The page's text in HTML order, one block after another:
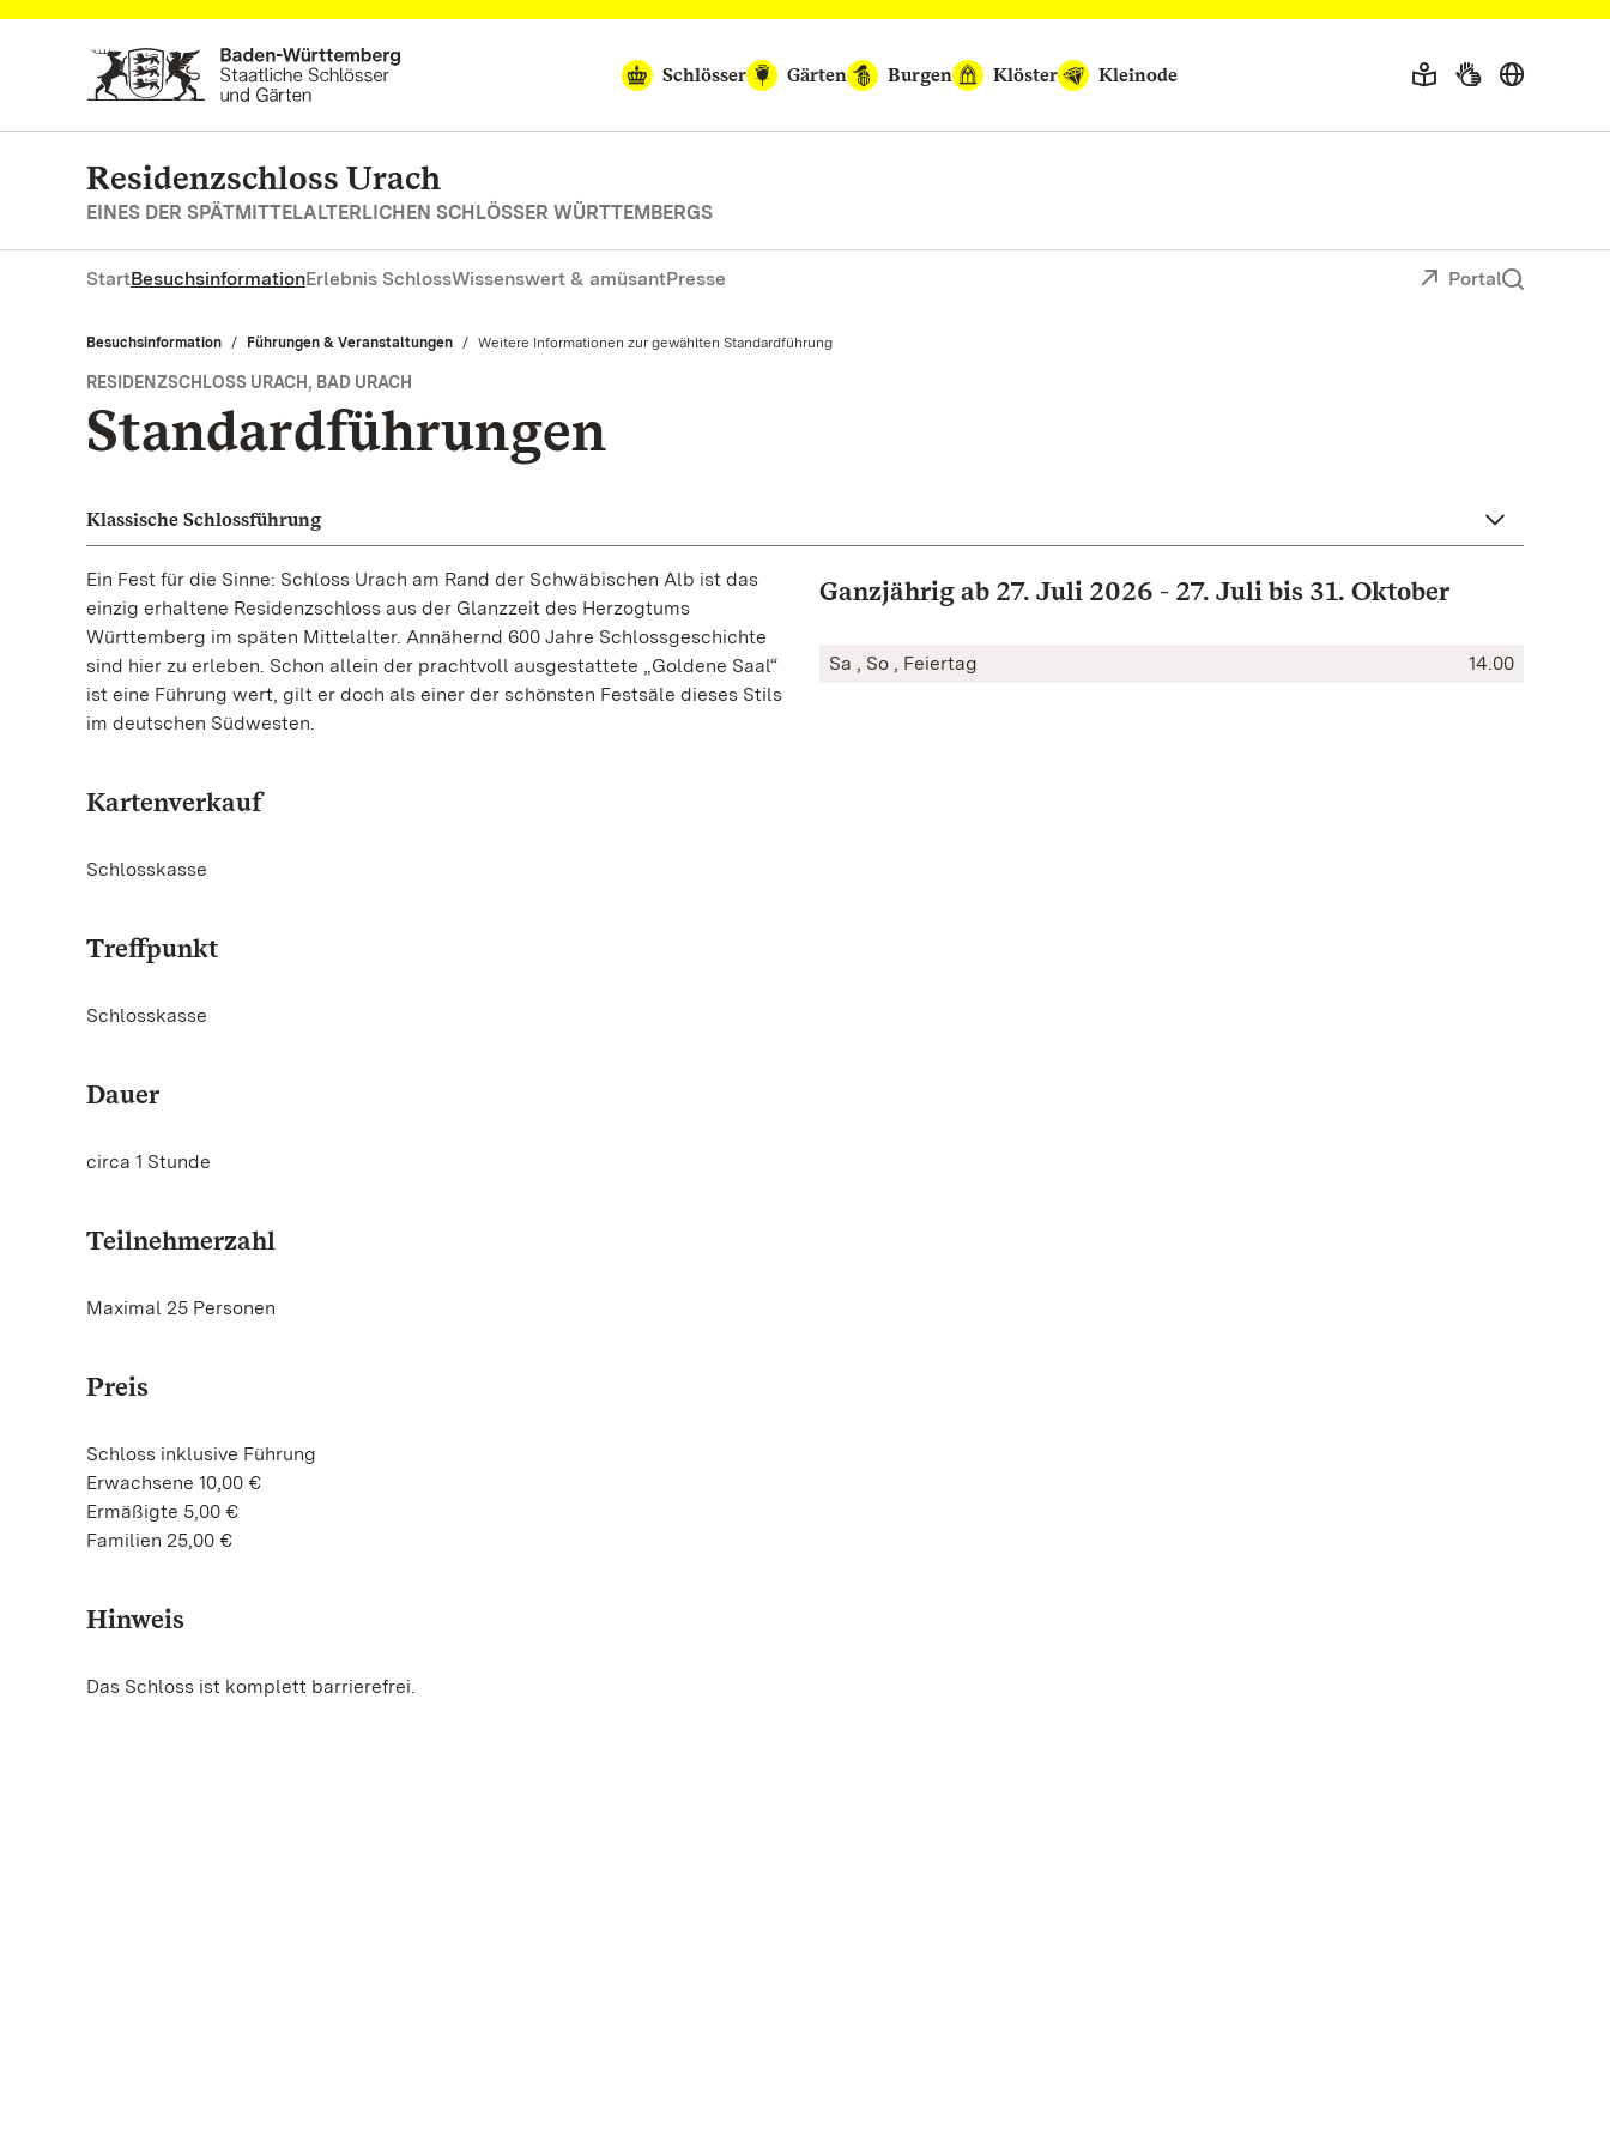
Zum Hauptinhalt springen
Schlösser
Gärten Burgen Klöster Kleinode
Residenzschloss Urach
EINES DER SPÄTMITTELALTERLICHEN SCHLÖSSER WÜRTTEMBERGS
StartBesuchsinformationErlebnis SchlossWissenswert & amüsantPresse Portal
Besuchsinformation Führungen & Veranstaltungen Aktuell:
Weitere Informationen zur gewählten Standardführung
RESIDENZSCHLOSS URACH, BAD URACH
Standardführungen
Klassische Schlossführung
Ein Fest für die Sinne: Schloss Urach am Rand der Schwäbischen Alb ist das
einzig erhaltene Residenzschloss aus der Glanzzeit des Herzogtums
Württemberg im späten Mittelalter. Annähernd 600 Jahre Schlossgeschichte
sind hier zu erleben. Schon allein der prachtvoll ausgestattete „Goldene Saal“
ist eine Führung wert, gilt er doch als einer der schönsten Festsäle dieses Stils
im deutschen Südwesten.
Ganzjährig ab 27. Juli 2026 - 27. Juli bis 31. Oktober
Sa , So , Feiertag 14.00
Kartenverkauf
Schlosskasse
Treffpunkt
Schlosskasse
Dauer
circa 1 Stunde
Teilnehmerzahl
Maximal 25 Personen
Preis
Schloss inklusive Führung
Erwachsene 10,00 €
Ermäßigte 5,00 €
Familien 25,00 €
Hinweis
Das Schloss ist komplett barrierefrei.